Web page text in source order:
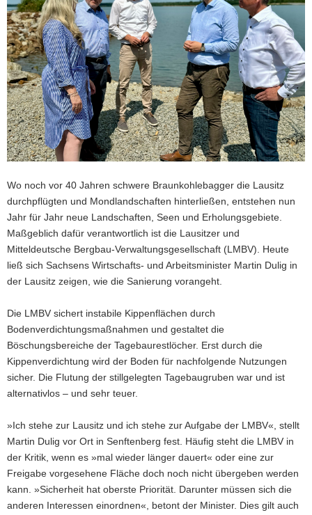
i
g
a
t
i
o
n
Wo noch vor 40 Jahren schwere Braunkohlebagger die Lausitz
durchpflügten und Mondlandschaften hinterließen, entstehen nun
Jahr für Jahr neue Landschaften, Seen und Erholungsgebiete.
Maßgeblich dafür verantwortlich ist die Lausitzer und
Mitteldeutsche Bergbau-Verwaltungsgesellschaft (LMBV). Heute
ließ sich Sachsens Wirtschafts- und Arbeitsminister Martin Dulig in
der Lausitz zeigen, wie die Sanierung vorangeht.
Die LMBV sichert instabile Kippenflächen durch
Bodenverdichtungsmaßnahmen und gestaltet die
Böschungsbereiche der Tagebaurestlöcher. Erst durch die
Kippenverdichtung wird der Boden für nachfolgende Nutzungen
sicher. Die Flutung der stillgelegten Tagebaugruben war und ist
alternativlos – und sehr teuer.
»Ich stehe zur Lausitz und ich stehe zur Aufgabe der LMBV«, stellt
Martin Dulig vor Ort in Senftenberg fest. Häufig steht die LMBV in
der Kritik, wenn es »mal wieder länger dauert« oder eine zur
Freigabe vorgesehene Fläche doch noch nicht übergeben werden
kann. »Sicherheit hat oberste Priorität. Darunter müssen sich die
anderen Interessen einordnen«, betont der Minister. Dies gilt auch